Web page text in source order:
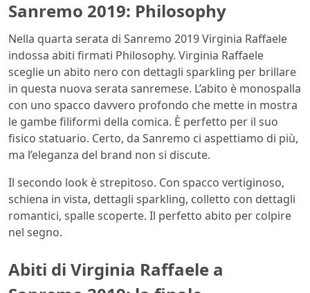
Sanremo 2019: Philosophy
Nella quarta serata di Sanremo 2019 Virginia Raffaele
indossa abiti firmati Philosophy. Virginia Raffaele
sceglie un abito nero con dettagli sparkling per brillare
in questa nuova serata sanremese. L’abito è monospalla
con uno spacco davvero profondo che mette in mostra
le gambe filiformi della comica. È perfetto per il suo
fisico statuario. Certo, da Sanremo ci aspettiamo di più,
ma l’eleganza del brand non si discute.
Il secondo look è strepitoso. Con spacco vertiginoso,
schiena in vista, dettagli sparkling, colletto con dettagli
romantici, spalle scoperte. Il perfetto abito per colpire
nel segno.
Abiti di Virginia Raffaele a